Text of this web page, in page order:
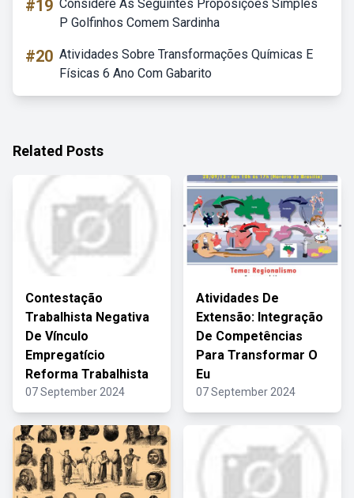
#19 Considere As Seguintes Proposições Simples
P Golfinhos Comem Sardinha
#20 Atividades Sobre Transformações Químicas E
Físicas 6 Ano Com Gabarito
Related Posts
Contestação
Trabalhista Negativa
De Vínculo
Empregatício
Reforma Trabalhista
07 September 2024
Atividades De
Extensão: Integração
De Competências
Para Transformar O
Eu
07 September 2024